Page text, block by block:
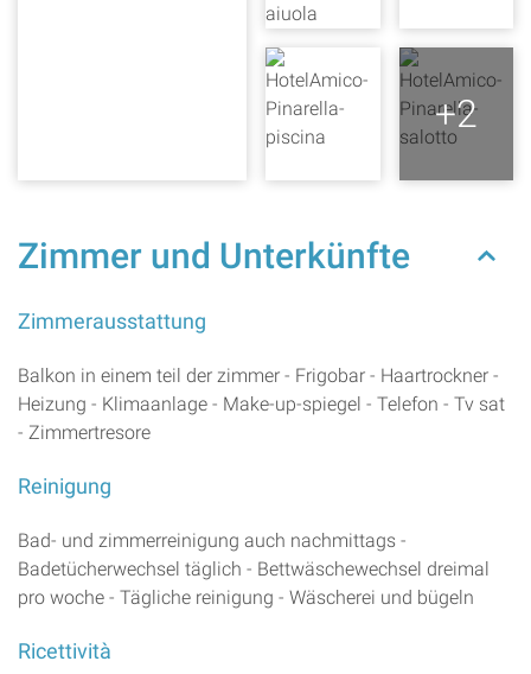
+2
Zimmer und Unterkünfte
Zimmerausstattung
Balkon in einem teil der zimmer - Frigobar - Haartrockner -
Heizung - Klimaanlage - Make-up-spiegel - Telefon - Tv sat
- Zimmertresore
Reinigung
Bad- und zimmerreinigung auch nachmittags -
Badetücherwechsel täglich - Bettwäschewechsel dreimal
pro woche - Tägliche reinigung - Wäscherei und bügeln
Ricettività